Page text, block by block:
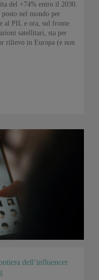
del +74% entro il 2030.
nel mondo per
al PIL e ora, sul fronte
satellitari, sta per
rilievo in Europa (e non
dell’influencer